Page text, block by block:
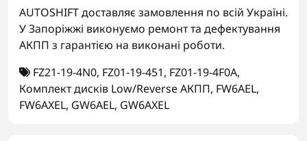
AUTOSHIFT доставляє замовлення по всій Україні.
У Запоріжжі виконуємо ремонт та дефектування
АКПП з гарантією на виконані роботи.
FZ21-19-4N0, FZ01-19-451, FZ01-19-4F0A,
Комплект дисків Low/Reverse АКПП, FW6AEL,
FW6AXEL, GW6AEL, GW6AXEL